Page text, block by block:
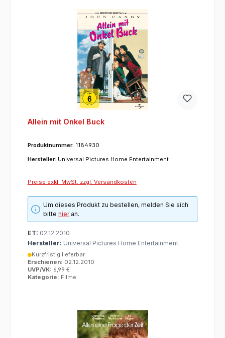
Allein mit Onkel Buck
Produktnummer: 1184930
Hersteller: Universal Pictures Home Entertainment
Preise exkl. MwSt. zzgl. Versandkosten
Um dieses Produkt zu bestellen, melden Sie sich
bittehieran.
ET: 02.12.2010
Hersteller: Universal Pictures Home Entertainment
Kurzfristig lieferbar
Erschienen: 02.12.2010
UVP/VK: 6,99 €
Kategorie: Filme